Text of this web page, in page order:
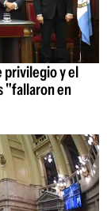
privilegio y el
"fallaron en